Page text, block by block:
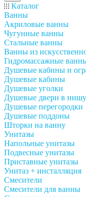
Каталог
Ванны
Акриловые ванны
Чугунные ванны
Стальные ванны
Ванны из
Гидромассажные
Душевые кабины и
Душевые кабины
Душевые уголки
Душевые двери в нишу
Душевые перегородки
Душевые поддоны
Шторки на ванну
Унитазы
Напольные унитазы
Подвесные унитазы
Приставные унитазы
Унитаз + инсталляция
Смесители
Смесители для ванны